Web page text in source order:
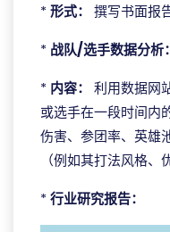
*形式： 撰写书面报
* 战队/选手数据分析：
* 内容：
利用数据网
或选手在一段时间内
伤害、参团率、英雄
（例如其打法风格、
*行业研究报告：